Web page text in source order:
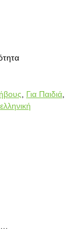
, Για Παιδιά,
ελληνική